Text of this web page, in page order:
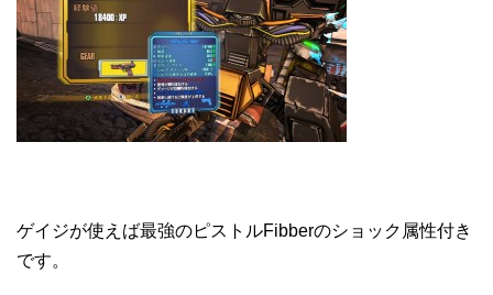
ゲイジが使えば最強のピストルFibberのショック属性付き
です。